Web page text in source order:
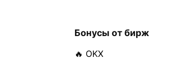
Бонусы от бирж
🔥 OKX